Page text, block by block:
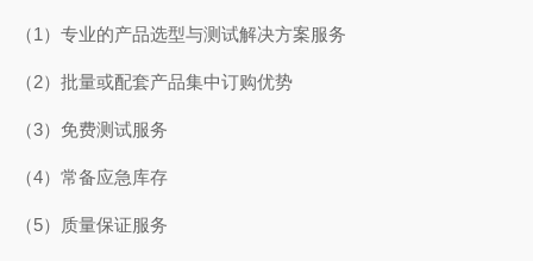
（1）专业的产品选型与测试解决方案服务
（2）批量或配套产品集中订购优势
（3）免费测试服务
（4）常备应急库存
（5）质量保证服务